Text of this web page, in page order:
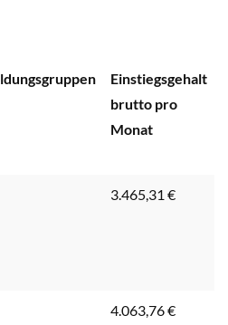
Einstiegsgehalt
brutto pro
Monat
3.465,31 €
4.063,76 €